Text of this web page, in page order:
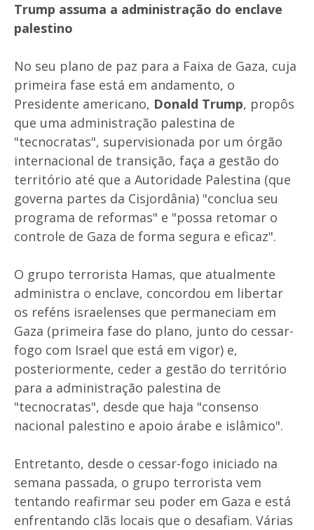
Trump assuma a administração do enclave
palestino
No seu plano de paz para a Faixa de Gaza, cuja
primeira fase está em andamento, o
Presidente americano, Donald Trump, propôs
que uma administração palestina de
"tecnocratas", supervisionada por um órgão
internacional de transição, faça a gestão do
território até que a Autoridade Palestina (que
governa partes da Cisjordânia) "conclua seu
programa de reformas" e "possa retomar o
controle de Gaza de forma segura e eficaz".
O grupo terrorista Hamas, que atualmente
administra o enclave, concordou em libertar
os reféns israelenses que permaneciam em
Gaza (primeira fase do plano, junto do cessar-
fogo com Israel que está em vigor) e,
posteriormente, ceder a gestão do território
para a administração palestina de
"tecnocratas", desde que haja "consenso
nacional palestino e apoio árabe e islâmico".
Entretanto, desde o cessar-fogo iniciado na
semana passada, o grupo terrorista vem
tentando reafirmar seu poder em Gaza e está
enfrentando clãs locais que o desafiam. Várias